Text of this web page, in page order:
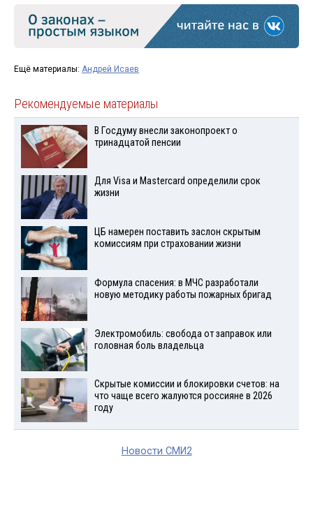
Ещё материалы: Андрей Исаев
Рекомендуемые материалы
В Госдуму внесли законопроект о
тринадцатой пенсии
Для Visа и Mastercard определили срок
жизни
ЦБ намерен поставить заслон скрытым
комиссиям при страховании жизни
Формула спасения: в МЧС разработали
новую методику работы пожарных бригад
Электромобиль: свобода от заправок или
головная боль владельца
Скрытые комиссии и блокировки счетов: на
что чаще всего жалуются россияне в 2026
году
Новости СМИ2